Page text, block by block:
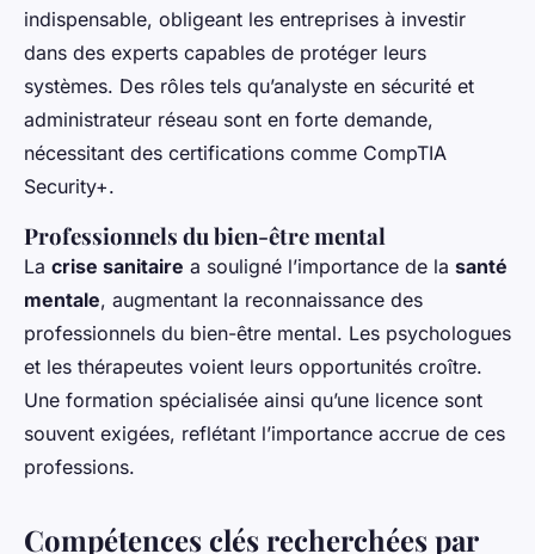
indispensable, obligeant les entreprises à investir
dans des experts capables de protéger leurs
systèmes. Des rôles tels qu’analyste en sécurité et
administrateur réseau sont en forte demande,
nécessitant des certifications comme CompTIA
Security+.
Professionnels du bien-être mental
La crise sanitaire a souligné l’importance de la santé
mentale, augmentant la reconnaissance des
professionnels du bien-être mental. Les psychologues
et les thérapeutes voient leurs opportunités croître.
Une formation spécialisée ainsi qu’une licence sont
souvent exigées, reflétant l’importance accrue de ces
professions.
Compétences clés recherchées par